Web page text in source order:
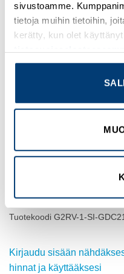
sivustoamme.
tietoja muihin tietoihin,
kerätty, kun olet
TUTUSTU MYÖS
Add to
Tuotekoodi G2RV-1-SI-
Kirjaudu sisään
hinnat ja käyttääksesi